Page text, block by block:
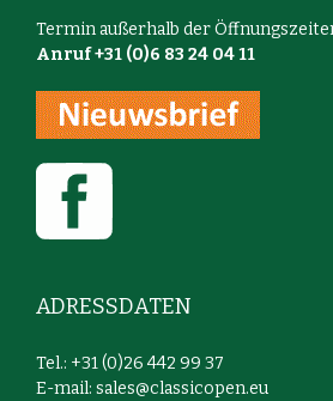
Termin außerhalb der
Anruf +31 (0)6 83 24 04 11
ADRESSDATEN
Tel.: +31 (0)26 442 99 37
E-mail: sales@classicopen.eu